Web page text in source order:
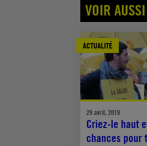
VOIR AUSSI
ACTUALITÉ
29 avril, 2019
Criez-le haut
chances pour